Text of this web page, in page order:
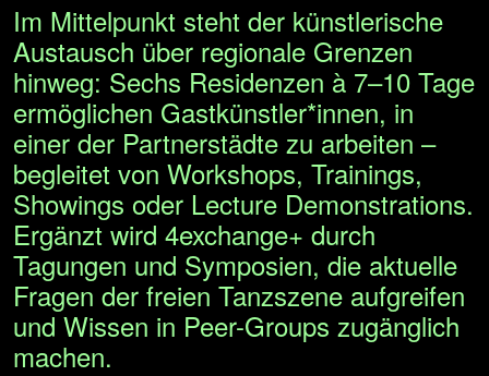
Im Mittelpunkt steht der künstlerische
Austausch über regionale Grenzen
hinweg: Sechs Residenzen à 7–10 Tage
ermöglichen Gastkünstler*innen, in
einer der Partnerstädte zu arbeiten –
begleitet von Workshops, Trainings,
Showings oder Lecture Demonstrations.
Ergänzt wird 4exchange+ durch
Tagungen und Symposien, die aktuelle
Fragen der freien Tanzszene aufgreifen
und Wissen in Peer-Groups zugänglich
machen.